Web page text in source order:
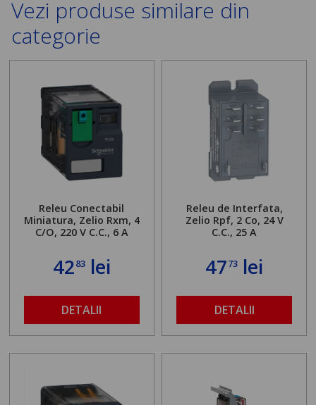
Vezi produse similare din
categorie
Releu Conectabil
Miniatura, Zelio Rxm, 4
C/O, 220 V C.C., 6 A
4283lei
DETALII
Releu de Interfata,
Zelio Rpf, 2 Co, 24 V
C.C., 25 A
4773 lei
DETALII